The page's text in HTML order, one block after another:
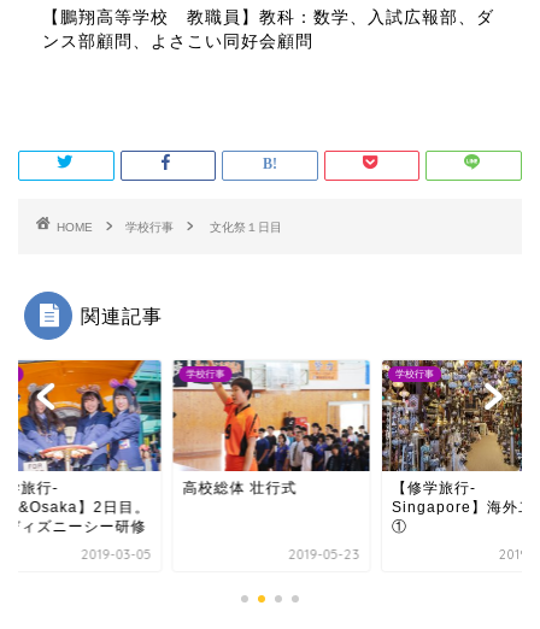
【鵬翔高等学校 教職員】教科：数学、入試広報部、ダ
ンス部顧問、よさこい同好会顧問
HOME 学校行事 文化祭１日目
関連記事
学旅行-
】2日目。
ディズニーシー研修
2019-03-05
学校行事
高校総体 壮行式
2019-05-23
学校行事
【修学旅行-
Singapore】海外二
①
2019-